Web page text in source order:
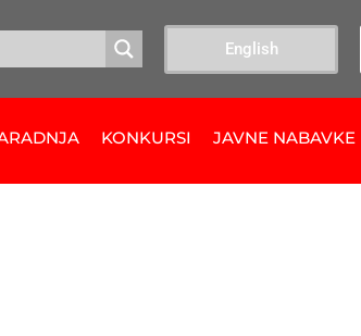
English
KONKURSI JAVNE NABAVKE